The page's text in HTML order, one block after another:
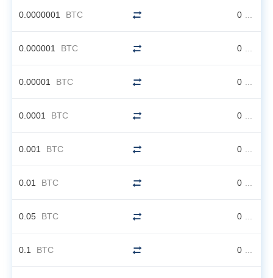
0.0000001 BTC 0 ...
0.000001 BTC 0 ...
0.00001 BTC 0 ...
0.0001 BTC 0 ...
0.001 BTC 0 ...
0.01 BTC 0 ...
0.05 BTC 0 ...
0.1 BTC 0 ...